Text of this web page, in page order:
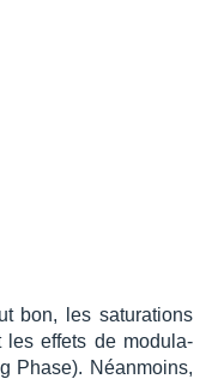
bon, les satu­ra­tions
les effets de modu­la­
Phase). Néan­moins,